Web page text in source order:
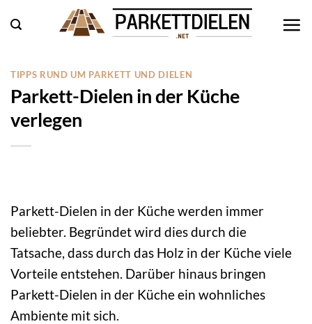
Inhalt
TIPPS RUND UM PARKETT UND DIELEN
Parkett-Dielen in der Küche
verlegen
Parkett-Dielen in der Küche werden immer
beliebter. Begründet wird dies durch die
Tatsache, dass durch das Holz in der Küche viele
Vorteile entstehen. Darüber hinaus bringen
Parkett-Dielen in der Küche ein wohnliches
Ambiente mit sich.